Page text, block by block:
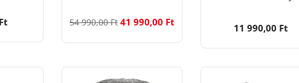
54 990,00 Ft 41 990,00 Ft 11 990,00 Ft